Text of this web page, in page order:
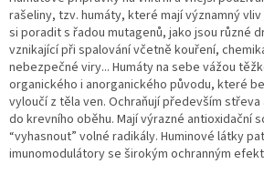
a
c
í
p
r
v
k
y
v
ý
rašeliny, tzv. humáty, které mají významný
si poradit s řadou mutagenů, jako jsou různé
vznikající při spalování včetně kouření,
nebezpečné viry... Humáty na sebe vážou
organického i anorganického původu, které
vyloučí z těla ven. Ochraňují především
do krevního oběhu. Mají výrazné antioxidační
“vyhasnout” volné radikály. Huminové látky
imunomodulátory se širokým ochranným